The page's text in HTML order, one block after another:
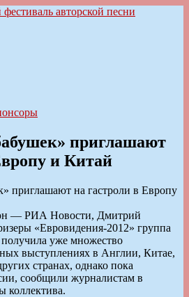
песни
приглашают
и Китай
РИА Новости, Дмитрий
«Евровидения-2012» группа
уже множество
выступлениях в Англии, Китае,
странах, однако пока
сообщили журналистам в
коллектива.